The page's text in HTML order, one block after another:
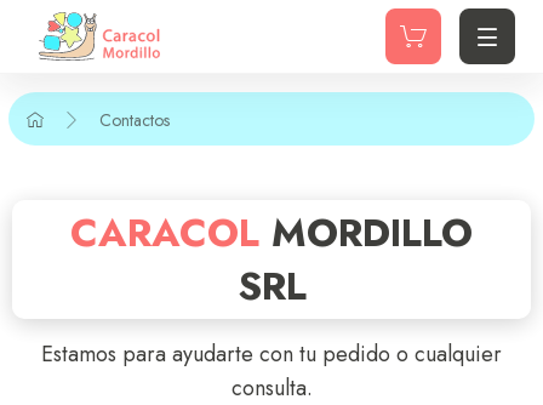
Contactos
CARACOL MORDILLO
SRL
Estamos para ayudarte con tu pedido o cualquier
consulta.